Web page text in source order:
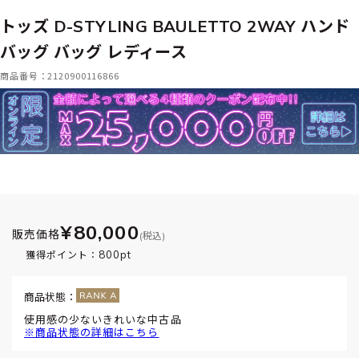
トッズ D-STYLING BAULETTO 2WAY ハンド
バッグ バッグ レディース
商品番号：2120900116866
販売価格¥80,000 (税込)
獲得ポイント： 800pt
商品状態：
使用感の少ないきれいな中古品
※商品状態の詳細はこちら